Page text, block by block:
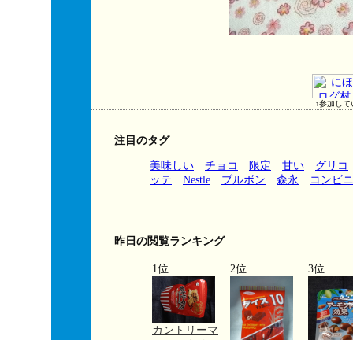
↑参加して
注目のタグ
美味しい チョコ 限定 甘い
グリコ
ッテ
Nestle ブルボン 森永 コンビニ
昨日の閲覧ランキング
1位
カントリーマ
2位 3位